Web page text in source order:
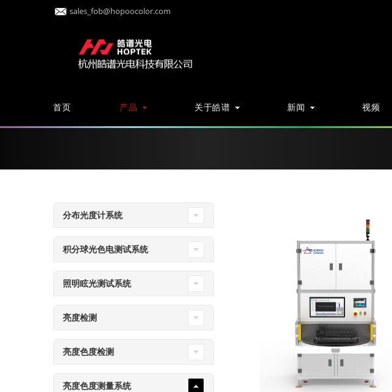
sales_fob@hopoocolor.com
首页 产品 关于皓谱 新闻 视频
分布光度计系统
积分球光色电测试系统
照明眩光测试系统
亮度检测
亮度色度检测
亮度色度测量系统